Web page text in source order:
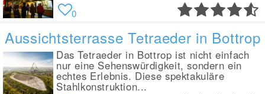
0
Aussichtsterrasse Tetraeder in Bottrop
Das Tetraeder in Bottrop ist nicht einfach
nur eine Sehenswürdigkeit, sondern ein
echtes Erlebnis. Diese spektakuläre
Stahlkonstruktion...